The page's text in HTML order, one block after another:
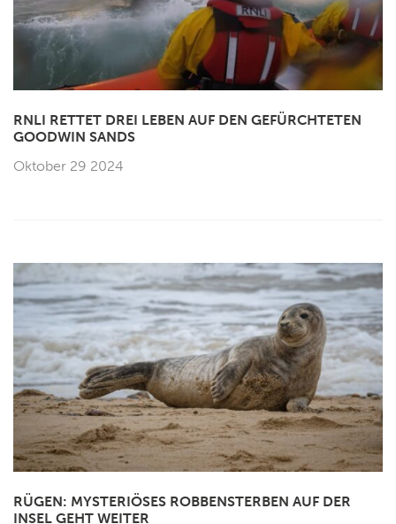
RNLI RETTET DREI LEBEN AUF DEN GEFÜRCHTETEN
GOODWIN SANDS
Oktober 29 2024
RÜGEN: MYSTERIÖSES ROBBENSTERBEN AUF DER
INSEL GEHT WEITER